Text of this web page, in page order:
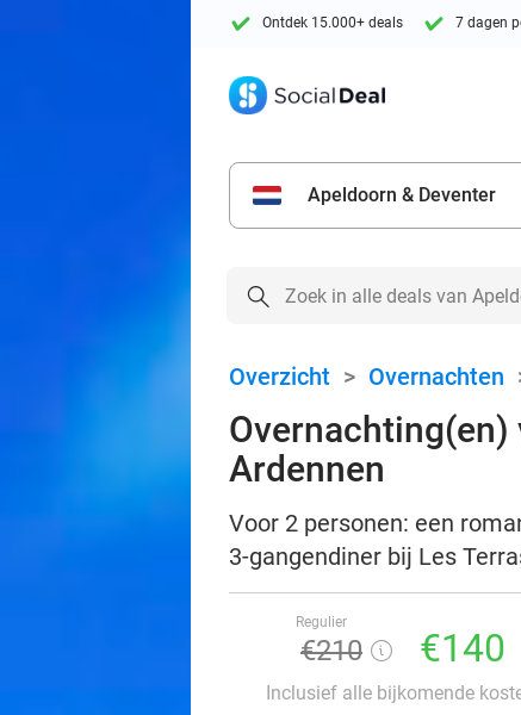
Ontdek 15.000+ deals 7 dagen
Apeldoorn & Deventer
Overzicht > Overnachten
Ardennen
Voor 2 personen: een
3-gangendiner bij Les
Regulier
€210 €140
Inclusief alle bijkomende